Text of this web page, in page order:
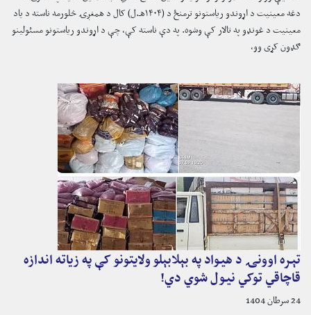
دغه معینیت د اړوندو ریاستونو ترمنځ د (۱۴۰۴هـ.ل) کال د همغږۍ څلورمه ناسته د یاد
معینیت د غونډو په تالار کې وشوه. په دې ناسته کې، چې د اړوندو ریاستونو مسئولینو
ګډون کړی وو،
تېره اوونۍ د هیواد په بېلابېلو ولایتونو کې په زیاته اندازه
قاچاقي توکي نیول شوي دي!
24 سرطان 1404